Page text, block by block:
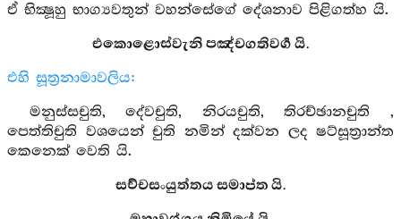
ඒ භික්‍ෂූහු භාග්‍යවතුන් වහන්සේගේ දේශනාව පිළිගත්හ යි.
එකොළොස්වැනි පඤ්චගතිවර්‍ග යි.
එහි සූත්‍රනාමාවලිය:
මනුස්සචුති, දේවචුති, නිරයචුති, තිරච්ඡානචුති ,
පෙත්තිචුති වශයෙන් චුති නමින් දක්වන ලද ෂට්සූත්‍රාන්ත
කෙනෙක් වෙති යි.
සච්චසංයුත්තය සමාප්ත යි.